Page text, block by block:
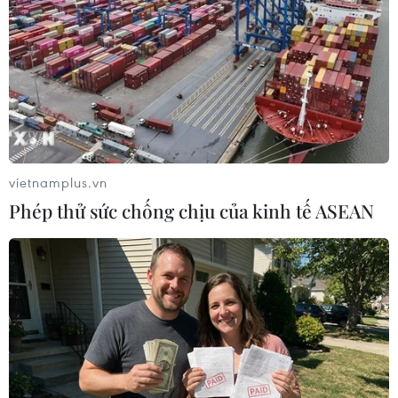
Cuộc đàm phán dự kiến bắt đầu lúc 12 giờ trưa tại
Chushul, nằm bên phía Ấn Độ của Đường kiểm soát
thực tế (LAC) ở Đông Ladakh.
vietnamplus.vn
Phép thử sức chống chịu của kinh tế ASEAN